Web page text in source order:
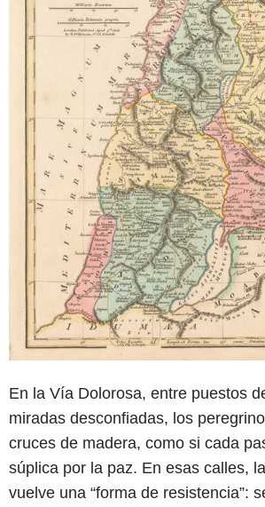
En la Vía Dolorosa, entre puestos
miradas desconfiadas, los
cruces de madera, como si cada
súplica por la paz. En esas calles,
vuelve una “forma de resistencia”: